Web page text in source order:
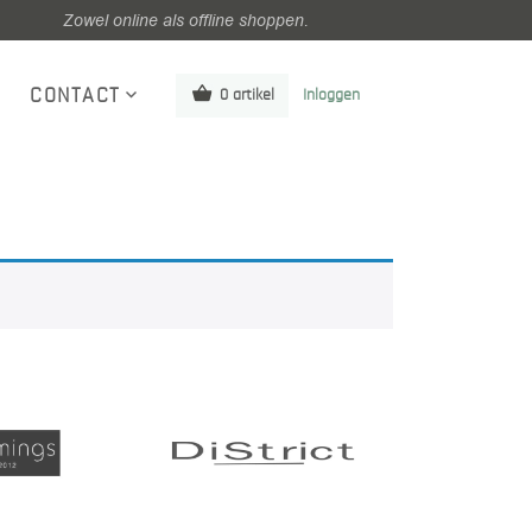
Zowel online als offline shoppen.
CONTACT 0 artikel Inloggen